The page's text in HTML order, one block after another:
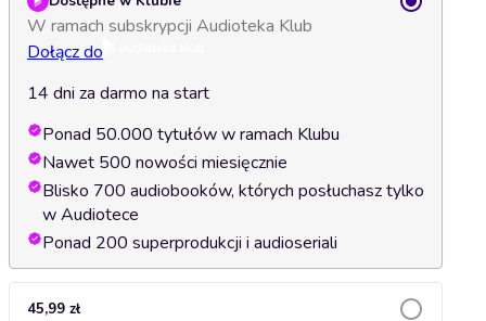
W ramach subskrypcji Audioteka Klub
Dołącz do
14 dni za darmo na start
Ponad 50.000 tytułów w ramach Klubu
Nawet 500 nowości miesięcznie
Blisko 700 audiobooków, których posłuchasz tylko
w Audiotece
Ponad 200 superprodukcji i audioseriali
45,99 zł